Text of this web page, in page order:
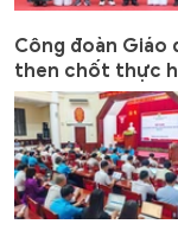
Công đoàn Giáo
then chốt thực